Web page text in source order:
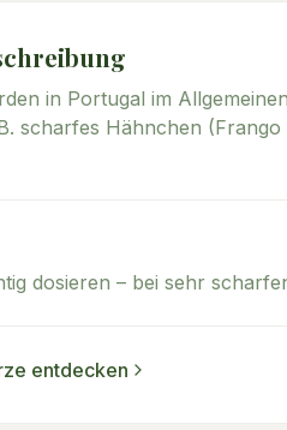
in Portugal im
scharfes Hähnchen
dosieren – bei sehr
entdecken